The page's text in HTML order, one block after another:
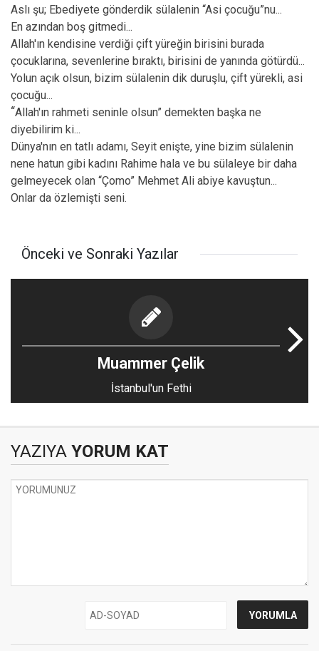
Aslı şu; Ebediyete gönderdik sülalenin “Asi çocuğu”nu...
En azından boş gitmedi...
Allah'ın kendisine verdiği çift yüreğin birisini burada
çocuklarına, sevenlerine bıraktı, birisini de yanında götürdü...
Yolun açık olsun, bizim sülalenin dik duruşlu, çift yürekli, asi
çocuğu...
“Allah'ın rahmeti seninle olsun” demekten başka ne
diyebilirim ki...
Dünya'nın en tatlı adamı, Seyit enişte, yine bizim sülalenin
nene hatun gibi kadını Rahime hala ve bu sülaleye bir daha
gelmeyecek olan “Çomo” Mehmet Ali abiye kavuştun...
Onlar da özlemişti seni.
Önceki ve Sonraki Yazılar
Muammer Çelik
İstanbul'un Fethi
YAZIYA YORUM KAT